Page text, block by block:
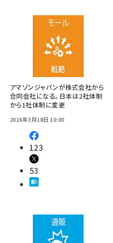
アマゾンジャパンが株式会社から
合同会社になる。日本は2社体制
から1社体制に変更
2016年3月18日 10:00
123
53